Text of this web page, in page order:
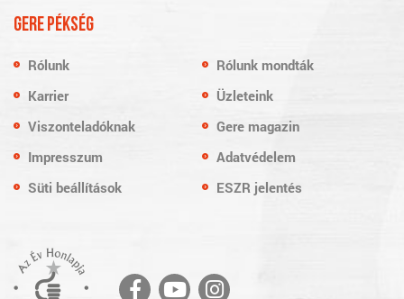
GERE PÉKSÉG
Rólunk
Rólunk mondták
Karrier
Üzleteink
Viszonteladóknak
Gere magazin
Impresszum
Adatvédelem
Süti beállítások
ESZR jelentés